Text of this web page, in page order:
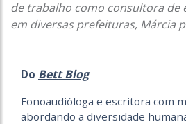
de trabalho como consultora de
em diversas prefeituras, Márcia
Do Bett Blog
Fonoaudióloga e escritora com
abordando a diversidade